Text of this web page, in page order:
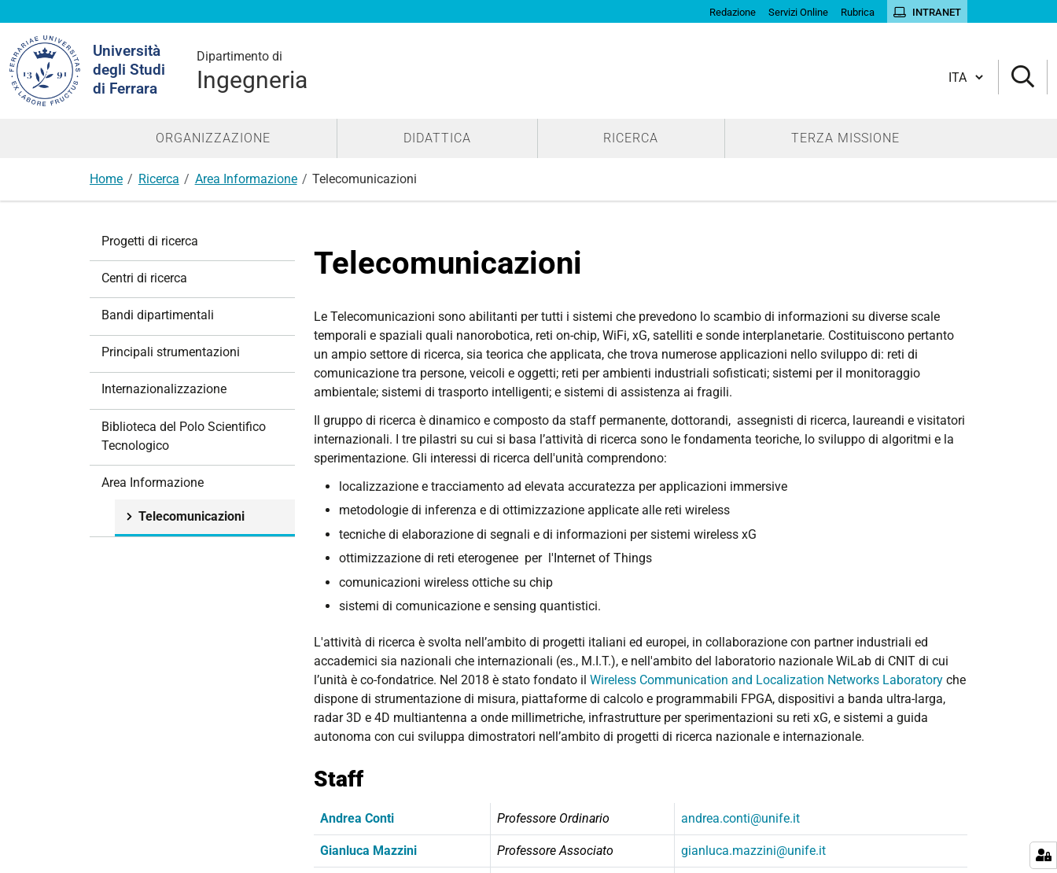
Redazione Servizi Online Rubrica INTRANET
Università
degli Studi
di Ferrara
Dipartimento di
Ingegneria
nel
sito
Cambia lingua
ORGANIZZAZIONE DIDATTICA RICERCA TERZA MISSIONE
Home Ricerca Area Informazione Telecomunicazioni
Telecomunicazioni
Le Telecomunicazioni sono abilitanti per tutti i sistemi che prevedono lo scambio di informazioni su diverse scale
temporali e spaziali quali nanorobotica, reti on-chip, WiFi, xG, satelliti e sonde interplanetarie. Costituiscono pertanto
un ampio settore di ricerca, sia teorica che applicata, che trova numerose applicazioni nello sviluppo di: reti di
comunicazione tra persone, veicoli e oggetti; reti per ambienti industriali sofisticati; sistemi per il monitoraggio
ambientale; sistemi di trasporto intelligenti; e sistemi di assistenza ai fragili.
Il gruppo di ricerca è dinamico e composto da staff permanente, dottorandi, assegnisti di ricerca, laureandi e visitatori
internazionali. I tre pilastri su cui si basa l’attività di ricerca sono le fondamenta teoriche, lo sviluppo di algoritmi e la
sperimentazione. Gli interessi di ricerca dell'unità comprendono:
localizzazione e tracciamento ad elevata accuratezza per applicazioni immersive
metodologie di inferenza e di ottimizzazione applicate alle reti wireless
tecniche di elaborazione di segnali e di informazioni per sistemi wireless xG
ottimizzazione di reti eterogenee per l'Internet of Things
comunicazioni wireless ottiche su chip
sistemi di comunicazione e sensing quantistici.
L'attività di ricerca è svolta nell’ambito di progetti italiani ed europei, in collaborazione con partner industriali ed
accademici sia nazionali che internazionali (es., M.I.T.), e nell'ambito del laboratorio nazionale WiLab di CNIT di cui
l’unità è co-fondatrice. Nel 2018 è stato fondato il Wireless Communication and Localization Networks Laboratory che
dispone di strumentazione di misura, piattaforme di calcolo e programmabili FPGA, dispositivi a banda ultra-larga,
radar 3D e 4D multiantenna a onde millimetriche, infrastrutture per sperimentazioni su reti xG, e sistemi a guida
autonoma con cui sviluppa dimostratori nell’ambito di progetti di ricerca nazionale e internazionale.
Staff
Andrea Conti Professore Ordinario andrea.conti@unife.it
Gianluca Mazzini Professore Associato gianluca.mazzini@unife.it
Progetti di ricerca
Centri di ricerca
Bandi dipartimentali
Principali strumentazioni
Internazionalizzazione
Biblioteca del Polo Scientifico
Tecnologico
Area Informazione
Telecomunicazioni